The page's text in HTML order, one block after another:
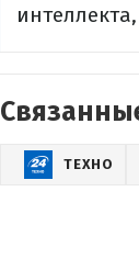
ТЕХНО